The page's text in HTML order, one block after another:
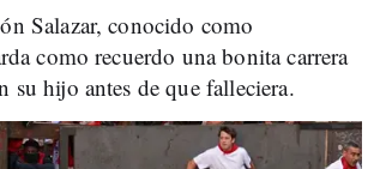
Salazar, conocido como
como recuerdo una bonita carrera
su hijo antes de que falleciera.